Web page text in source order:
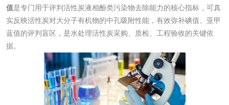
值是专门用于评判活性炭液相酚类污染物去除能力的核心指标，可真
实反映活性炭对大分子有机物的中孔吸附性能，有效弥补碘值、亚甲
蓝值的评判盲区，是水处理活性炭采购、质检、工程验收的关键依
据。
性试验
应试验
皮肤光变态反应试
日化产品
洗衣液检测 洗涤剂检测